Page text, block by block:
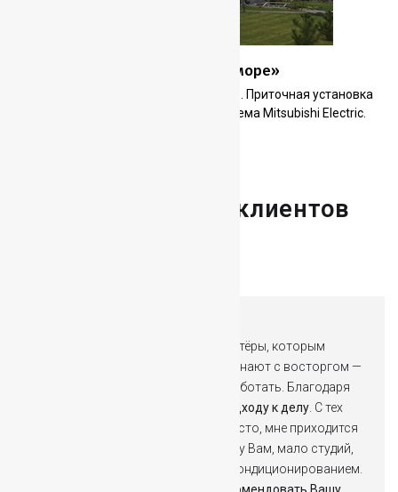
Загородный дом «Можайское море»
Создание климата в загородном доме. Приточная установка
Колибри 1000 GTC. Мульти-сплит система Mitsubishi Electric.
Отзывы наших клиентов
Про мою студию до сих пор все актёры, которым
довелось там озвучивать, вспоминают с восторгом —
насколько комфортно им было работать. Благодаря
ответственному подходу к делу . С тех
пор, как я оставил насиженное место, мне приходится
работать в разных местах, и, скажу Вам, мало студий,
где нет проблем с вентиляцией и кондиционированием.
всегда буду рекомендовать Вашу